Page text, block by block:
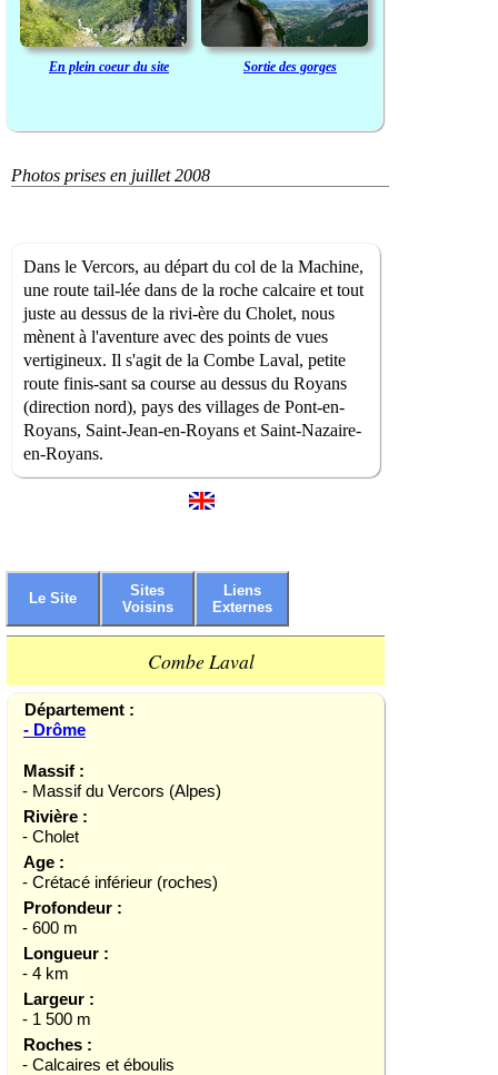
En plein coeur du site Sortie des gorges
Photos prises en juillet 2008
Dans le Vercors, au départ du col de la Machine,
une route tail-lée dans de la roche calcaire et tout
juste au dessus de la rivi-ère du Cholet, nous
mènent à l'aventure avec des points de vues
vertigineux. Il s'agit de la Combe Laval, petite
route finis-sant sa course au dessus du Royans
(direction nord), pays des villages de Pont-en-
Royans, Saint-Jean-en-Royans et Saint-Nazaire-
en-Royans.
Le Site
Sites
Voisins
Liens
Externes
Combe Laval
Département :
- Drôme
Massif :
- Massif du Vercors (Alpes)
Rivière :
- Cholet
Age :
- Crétacé inférieur (roches)
Profondeur :
- 600 m
Longueur :
- 4 km
Largeur :
- 1 500 m
Roches :
- Calcaires et éboulis